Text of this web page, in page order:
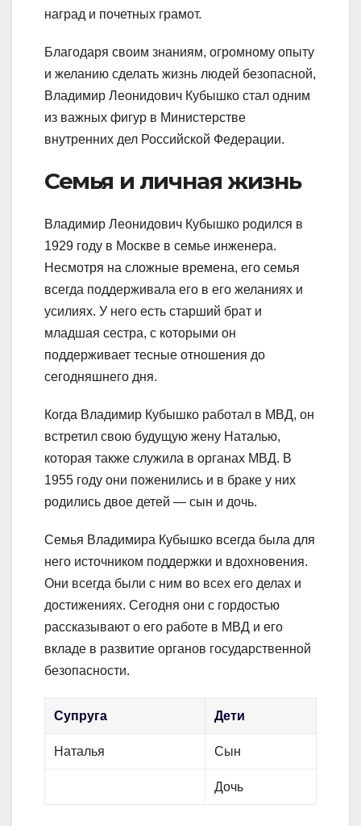
наград и почетных грамот.
Благодаря своим знаниям, огромному опыту
и желанию сделать жизнь людей безопасной,
Владимир Леонидович Кубышко стал одним
из важных фигур в Министерстве
внутренних дел Российской Федерации.
Семья и личная жизнь
Владимир Леонидович Кубышко родился в
1929 году в Москве в семье инженера.
Несмотря на сложные времена, его семья
всегда поддерживала его в его желаниях и
усилиях. У него есть старший брат и
младшая сестра, с которыми он
поддерживает тесные отношения до
сегодняшнего дня.
Когда Владимир Кубышко работал в МВД, он
встретил свою будущую жену Наталью,
которая также служила в органах МВД. В
1955 году они поженились и в браке у них
родились двое детей — сын и дочь.
Семья Владимира Кубышко всегда была для
него источником поддержки и вдохновения.
Они всегда были с ним во всех его делах и
достижениях. Сегодня они с гордостью
рассказывают о его работе в МВД и его
вкладе в развитие органов государственной
безопасности.
Супруга Дети
Наталья Сын
Дочь